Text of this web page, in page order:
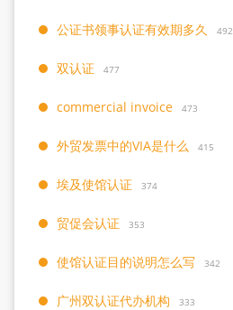
公证书领事认证有效期多久 492
双认证 477
commercial invoice 473
外贸发票中的VIA是什么 415
埃及使馆认证 374
贸促会认证 353
使馆认证目的说明怎么写 342
广州双认证代办机构 333